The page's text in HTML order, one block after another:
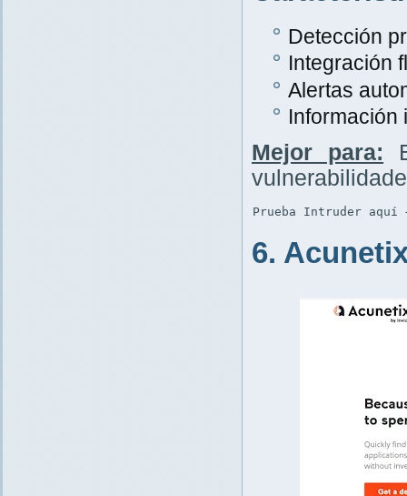
Detección
Integración
Alertas
Información
Mejor para:
Prueba Intruder
6.